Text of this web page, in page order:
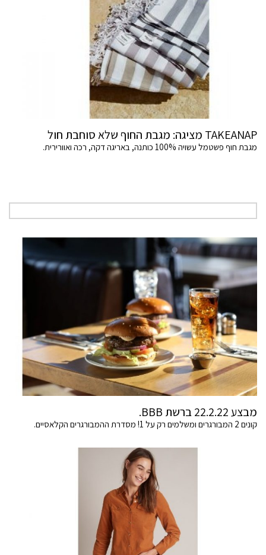
TAKEANAP מציגה: מגבת החוף שלא סוחבת חול
מגבת חוף פשטמל עשויה 100% כותנה, באריגה דקה, רכה ואוורירית.
מבצע 22.2.22 ברשת BBB.
קונים 2 המבורגרים ומשלמים רק על 1! מסדרת ההמבורגרים הקלאסיים.